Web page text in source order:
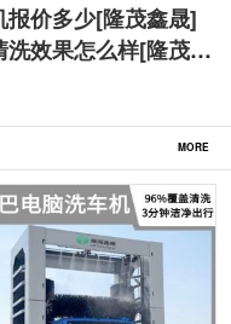
价多少[隆茂鑫晟]
效果怎么样[隆茂鑫
MORE